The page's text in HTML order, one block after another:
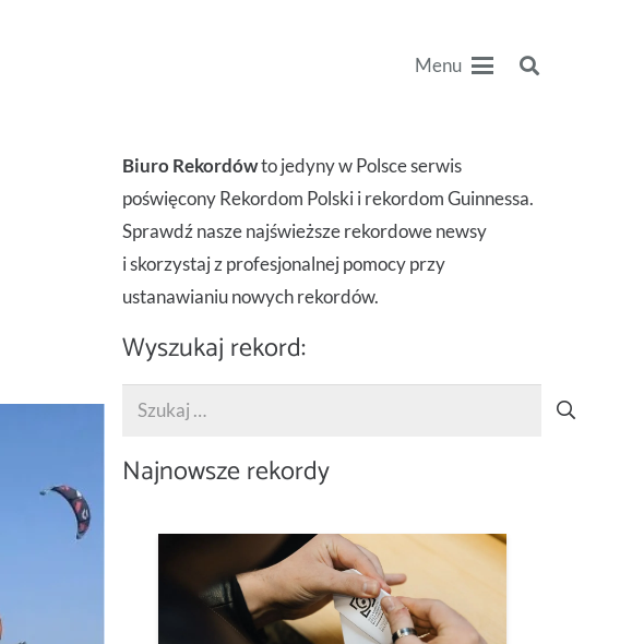
Menu
Biuro Rekordówto jedyny w Polsce serwis
poświęcony Rekordom Polski i rekordom Guinnessa.
Sprawdź nasze najświeższe rekordowe newsy
i skorzystaj z profesjonalnej pomocy przy
ustanawianiu nowych rekordów.
Wyszukaj rekord:
Szukaj:
Najnowsze rekordy